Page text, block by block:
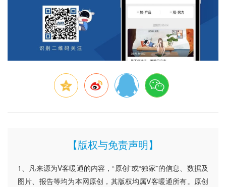
【版权与免责声明】
1、凡来源为V客暖通的内容，“原创”或“独家”的信息、数据及
图片、报告等均为本网原创，其版权均属V客暖通所有。原创